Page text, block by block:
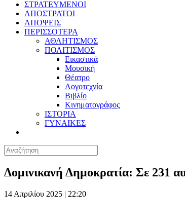
ΣΤΡΑΤΕΥΜΕΝΟΙ
ΑΠΟΣΤΡΑΤΟΙ
ΑΠΟΨΕΙΣ
ΠΕΡΙΣΣΟΤΕΡΑ
ΑΘΛΗΤΙΣΜΟΣ
ΠΟΛΙΤΙΣΜΟΣ
Εικαστικά
Μουσική
Θέατρο
Λογοτεχνία
Βιβλίο
Κινηματογράφος
ΙΣΤΟΡΙΑ
ΓΥΝΑΙΚΕΣ
Δομινικανή Δημοκρατία: Σε 231
14 Απριλίου 2025 | 22:20